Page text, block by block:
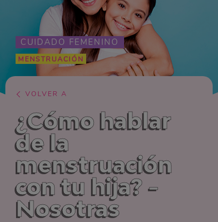
CUIDADO FEMENINO
MENSTRUACIÓN
VOLVER A
¿Cómo hablar
de la
menstruación
con tu hija? -
Nosotras